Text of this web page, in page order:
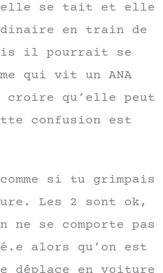
elle se tait et elle
en train de
il pourrait se
qui vit un ANA
qu’elle peut
confusion est
si tu grimpais
Les 2 sont ok,
ne se comporte pas
alors qu’on est